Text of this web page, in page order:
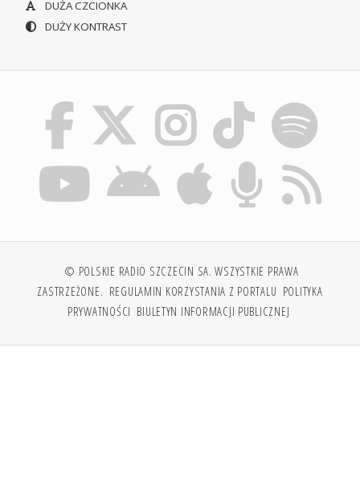
DUŻA CZCIONKA
DUŻY KONTRAST
© POLSKIE RADIO SZCZECIN SA. WSZYSTKIE PRAWA
ZASTRZEŻONE. REGULAMIN KORZYSTANIA Z PORTALU POLITYKA
PRYWATNOŚCI BIULETYN INFORMACJI PUBLICZNEJ